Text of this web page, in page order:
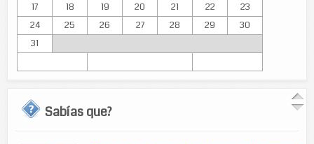
17
18 19 20 21 22
23
24
25 26 27 28 29
30
31
Sabías que?